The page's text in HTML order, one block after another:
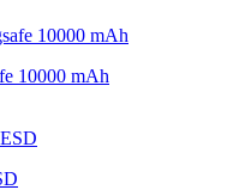
10000 mAh